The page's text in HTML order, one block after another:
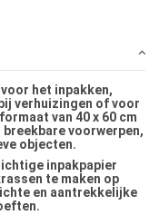
het inpakken,
verhuizingen of voor
van 40 x 60 cm
voorwerpen,
objecten.
inpakpapier
te maken op
en aantrekkelijke